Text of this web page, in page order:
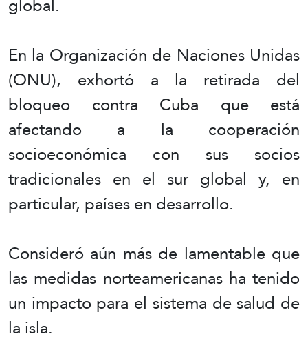
En la Organización de Naciones Unidas
(ONU), exhortó a la retirada del
bloqueo contra Cuba que está
afectando a la cooperación
socioeconómica con sus socios
tradicionales en el sur global y, en
particular, países en desarrollo.
Consideró aún más de lamentable que
las medidas norteamericanas ha tenido
un impacto para el sistema de salud de
la isla.